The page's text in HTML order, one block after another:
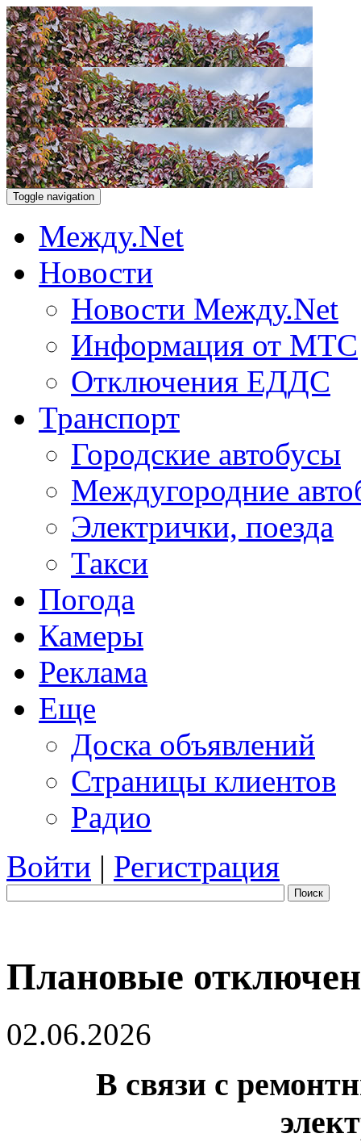
Toggle navigation
Между.Net
Новости
Новости Между.Net
Информация от МТС
Отключения ЕДДС
Транспорт
Городские автобусы
Междугородние
Электрички, поезда
Такси
Погода
Камеры
Реклама
Еще
Доска объявлений
Страницы клиентов
Радио
Войти | Регистрация
Поиск
Плановые
02.06.2026
В связи с